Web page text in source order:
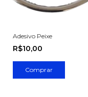
Adesivo Peixe
R$10,00